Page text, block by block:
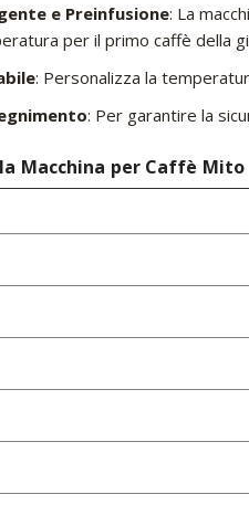
e Preinfusione: La
per il primo caffè della
: Personalizza la
: Per garantire la
Macchina per Caffè Mito